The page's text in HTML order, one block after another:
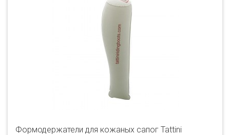
Формодержатели для кожаных сапог Tattini